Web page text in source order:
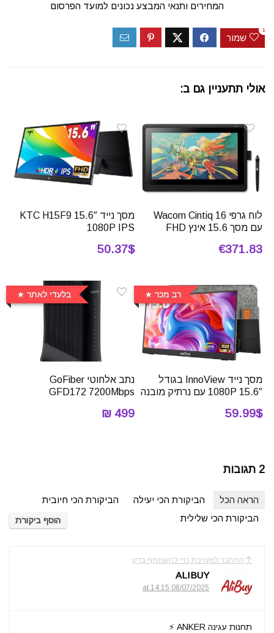
המחירים ותנאי המבצע נכונים למועד הפרסום
שמור
1
אולי תתעניין גם ב:
לוח גרפי Wacom Cintiq 16
עם מסך 15.6 אינץ FHD
€371.83
מסך נייד 15.6″ KTC H15F9
1080P IPS
50.37$
רב מכר
מסך נייד InnoView בגודל
15.6″ 1080P עם נרתיק מובנה
59.99$
בלעדי לאתר
נתב אלחוטי ‏GoFiber
GFD172 7200Mbps
499 ₪
2 תגובות
הראה הכל הביקורת הכי יעילה
הביקורת הכי חיובית
הביקורת הכי שלילית
הוסף ביקורת
התחבר למערכת כדי להשתתף בדיון
ALIBUY
08/07/2025 at 14:15
תחנות עגינה ANKER ⚡